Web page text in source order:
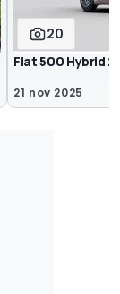
20
Fiat 500 Hybrid
21 nov 2025